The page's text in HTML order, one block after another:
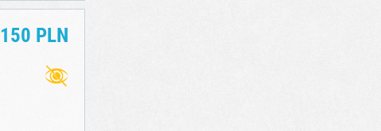
150 PLN